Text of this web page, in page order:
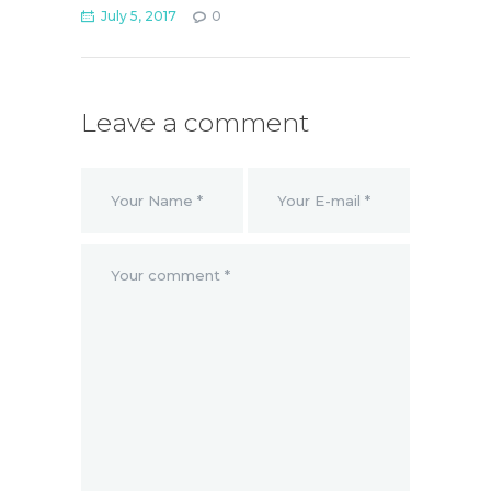
July 5, 2017 0
Leave a comment